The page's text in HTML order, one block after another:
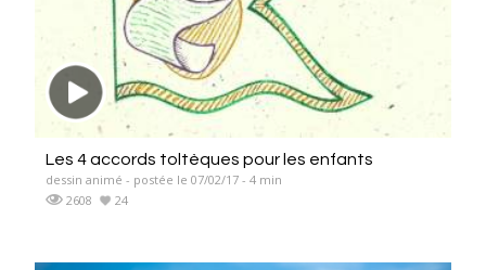
Les 4 accords toltèques pour les enfants
dessin animé - postée le 07/02/17 - 4 min
2608
24